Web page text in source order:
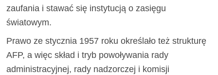
zaufania i stawać się instytucją o zasięgu
światowym.
Prawo ze stycznia 1957 roku określało też strukturę
AFP, a więc skład i tryb powoływania rady
administracyjnej, rady nadzorczej i komisji